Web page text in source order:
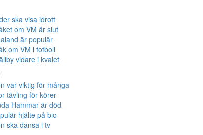
ska visa idrott
om VM är slut
är populär
om VM i fotboll
vidare i kvalet
var viktig för många
tävling för körer
Hammar är död
hjälte på bio
ska dansa i tv